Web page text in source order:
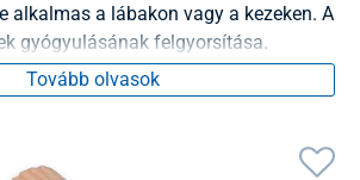
alkalmas a lábakon vagy a kezeken. A
gyógyulásának felgyorsítása.
Tovább olvasok